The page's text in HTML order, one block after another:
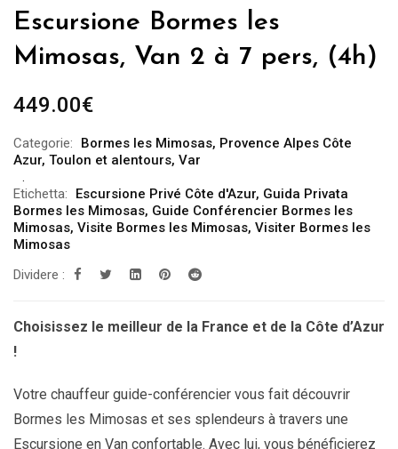
Escursione Bormes les
Mimosas, Van 2 à 7 pers, (4h)
449.00€
Categorie: Bormes les Mimosas, Provence Alpes Côte
Azur, Toulon et alentours, Var
Etichetta: Escursione Privé Côte d'Azur, Guida Privata
Bormes les Mimosas, Guide Conférencier Bormes les
Mimosas, Visite Bormes les Mimosas, Visiter Bormes les
Mimosas
Dividere :
Choisissez le meilleur de la France et de la Côte d’Azur
!
Votre chauffeur guide-conférencier vous fait découvrir
Bormes les Mimosas et ses splendeurs à travers une
Escursione en Van confortable. Avec lui, vous bénéficierez